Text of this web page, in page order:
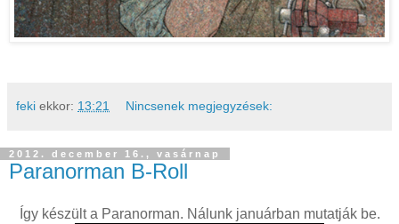
feki ekkor: 13:21 Nincsenek megjegyzések:
2012. december 16., vasárnap
Paranorman B-Roll
Így készült a Paranorman. Nálunk januárban mutatják be.